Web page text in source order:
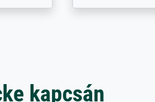
kapcsán